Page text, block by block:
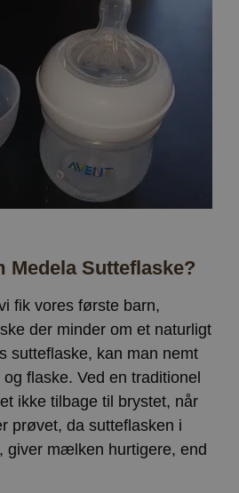
Medela Sutteflaske?
fik vores første barn,
der minder om et naturligt
sutteflaske, kan man nemt
flaske. Ved en traditionel
ikke tilbage til brystet, når
prøvet, da sutteflasken i
giver mælken hurtigere, end